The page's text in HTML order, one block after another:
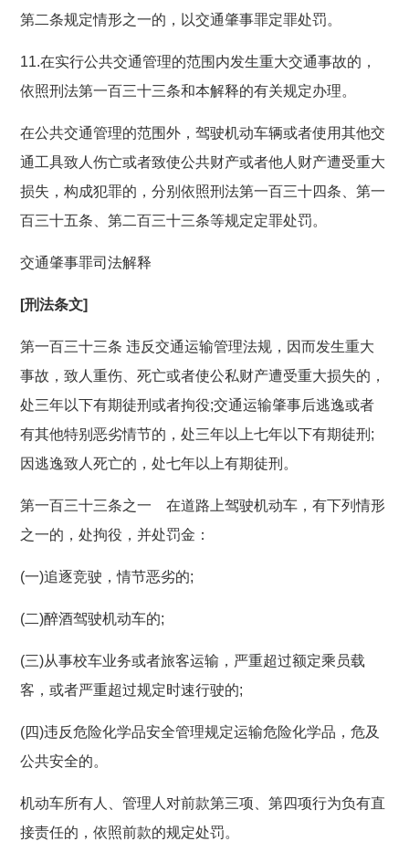
第二条规定情形之一的，以交通肇事罪定罪处罚。
11.在实行公共交通管理的范围内发生重大交通事故的，
依照刑法第一百三十三条和本解释的有关规定办理。
在公共交通管理的范围外，驾驶机动车辆或者使用其他交
通工具致人伤亡或者致使公共财产或者他人财产遭受重大
损失，构成犯罪的，分别依照刑法第一百三十四条、第一
百三十五条、第二百三十三条等规定定罪处罚。
交通肇事罪司法解释
[刑法条文]
第一百三十三条 违反交通运输管理法规，因而发生重大
事故，致人重伤、死亡或者使公私财产遭受重大损失的，
处三年以下有期徒刑或者拘役;交通运输肇事后逃逸或者
有其他特别恶劣情节的，处三年以上七年以下有期徒刑;
因逃逸致人死亡的，处七年以上有期徒刑。
第一百三十三条之一 在道路上驾驶机动车，有下列情形
之一的，处拘役，并处罚金：
(一)追逐竞驶，情节恶劣的;
(二)醉酒驾驶机动车的;
(三)从事校车业务或者旅客运输，严重超过额定乘员载
客，或者严重超过规定时速行驶的;
(四)违反危险化学品安全管理规定运输危险化学品，危及
公共安全的。
机动车所有人、管理人对前款第三项、第四项行为负有直
接责任的，依照前款的规定处罚。